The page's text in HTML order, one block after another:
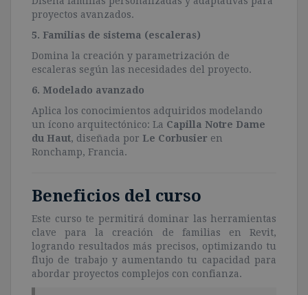
proyectos avanzados.
5. Familias de sistema (escaleras)
Domina la creación y parametrización de
escaleras según las necesidades del proyecto.
6. Modelado avanzado
Aplica los conocimientos adquiridos modelando
un ícono arquitectónico: La Capilla Notre Dame
du Haut, diseñada por Le Corbusier en
Ronchamp, Francia.
Beneficios del curso
Este curso te permitirá dominar las herramientas
clave para la creación de familias en Revit,
logrando resultados más precisos, optimizando tu
flujo de trabajo y aumentando tu capacidad para
abordar proyectos complejos con confianza.